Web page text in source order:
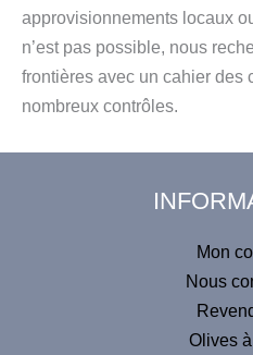
approvisionnements locaux
n’est pas possible, nous
frontières avec un cahier des
nombreux contrôles.
Mon
Nous
Olives